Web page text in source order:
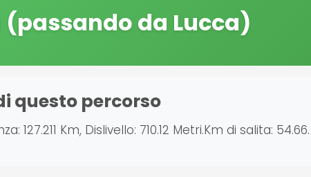
(passando da Lucca)
questo percorso
Km, Dislivello: 710.12 Metri.Km di salita: